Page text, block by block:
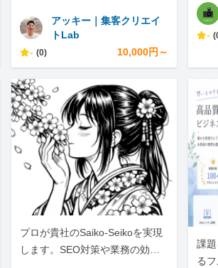
アッキー｜集客クリエイ
トLab
- (0) 10,000円～
-
プロが貴社のSaiko-Seikoを実現
します。SEO対策や業務の効率
課
る